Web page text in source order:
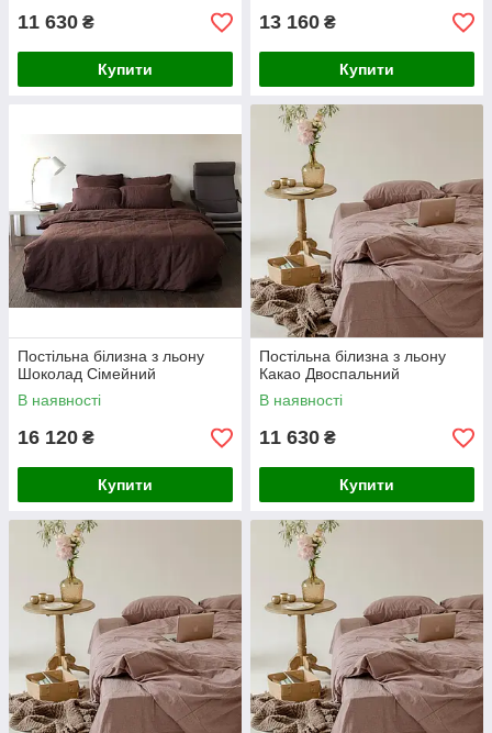
11 630 ₴
Купити
13 160 ₴
Купити
Постільна білизна з льону
Шоколад Сімейний
В наявності
16 120 ₴
Купити
Постільна білизна з льону
Какао Двоспальний
В наявності
11 630 ₴
Купити